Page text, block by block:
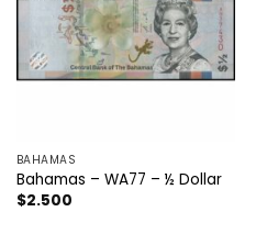
BAHAMAS
Bahamas – WA77 – ½ Dollar
$2.500